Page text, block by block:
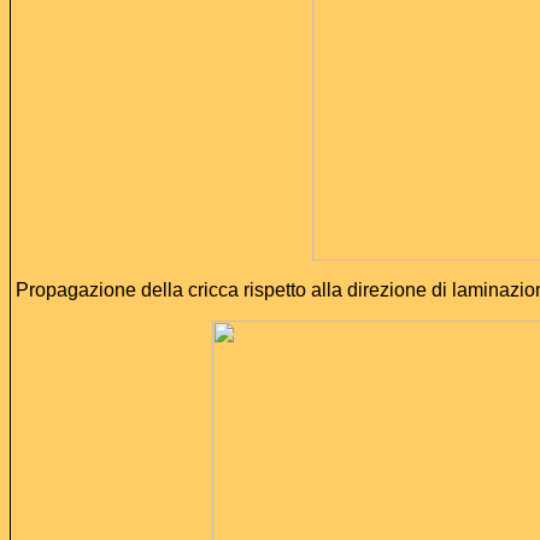
Propagazione della cricca rispetto alla direzione di